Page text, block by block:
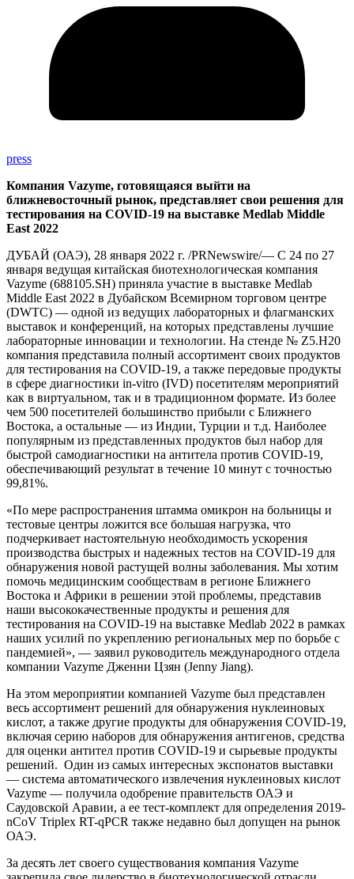
press
Компания Vazyme, готовящаяся выйти на
ближневосточный рынок, представляет свои решения для
тестирования на COVID-19 на выставке Medlab Middle
East 2022
ДУБАЙ (ОАЭ), 28 января 2022 г. /PRNewswire/— С 24 по 27
января ведущая китайская биотехнологическая компания
Vazyme (688105.SH) приняла участие в выставке Medlab
Middle East 2022 в Дубайском Всемирном торговом центре
(DWTC) — одной из ведущих лабораторных и флагманских
выставок и конференций, на которых представлены лучшие
лабораторные инновации и технологии. На стенде № Z5.H20
компания представила полный ассортимент своих продуктов
для тестирования на COVID-19, а также передовые продукты
в сфере диагностики in-vitro (IVD) посетителям мероприятий
как в виртуальном, так и в традиционном формате. Из более
чем 500 посетителей большинство прибыли с Ближнего
Востока, а остальные — из Индии, Турции и т.д. Наиболее
популярным из представленных продуктов был набор для
быстрой самодиагностики на антитела против COVID-19,
обеспечивающий результат в течение 10 минут с точностью
99,81%.
«По мере распространения штамма омикрон на больницы и
тестовые центры ложится все большая нагрузка, что
подчеркивает настоятельную необходимость ускорения
производства быстрых и надежных тестов на COVID-19 для
обнаружения новой растущей волны заболевания. Мы хотим
помочь медицинским сообществам в регионе Ближнего
Востока и Африки в решении этой проблемы, представив
наши высококачественные продукты и решения для
тестирования на COVID-19 на выставке Medlab 2022 в рамках
наших усилий по укреплению региональных мер по борьбе с
пандемией», — заявил руководитель международного отдела
компании Vazyme Дженни Цзян (Jenny Jiang).
На этом мероприятии компанией Vazyme был представлен
весь ассортимент решений для обнаружения нуклеиновых
кислот, а также другие продукты для обнаружения COVID-19,
включая серию наборов для обнаружения антигенов, средства
для оценки антител против COVID-19 и сырьевые продукты
решений. Один из самых интересных экспонатов выставки
— система автоматического извлечения нуклеиновых кислот
Vazyme — получила одобрение правительств ОАЭ и
Саудовской Аравии, а ее тест-комплект для определения 2019-
nCoV Triplex RT-qPCR также недавно был допущен на рынок
ОАЭ.
За десять лет своего существования компания Vazyme